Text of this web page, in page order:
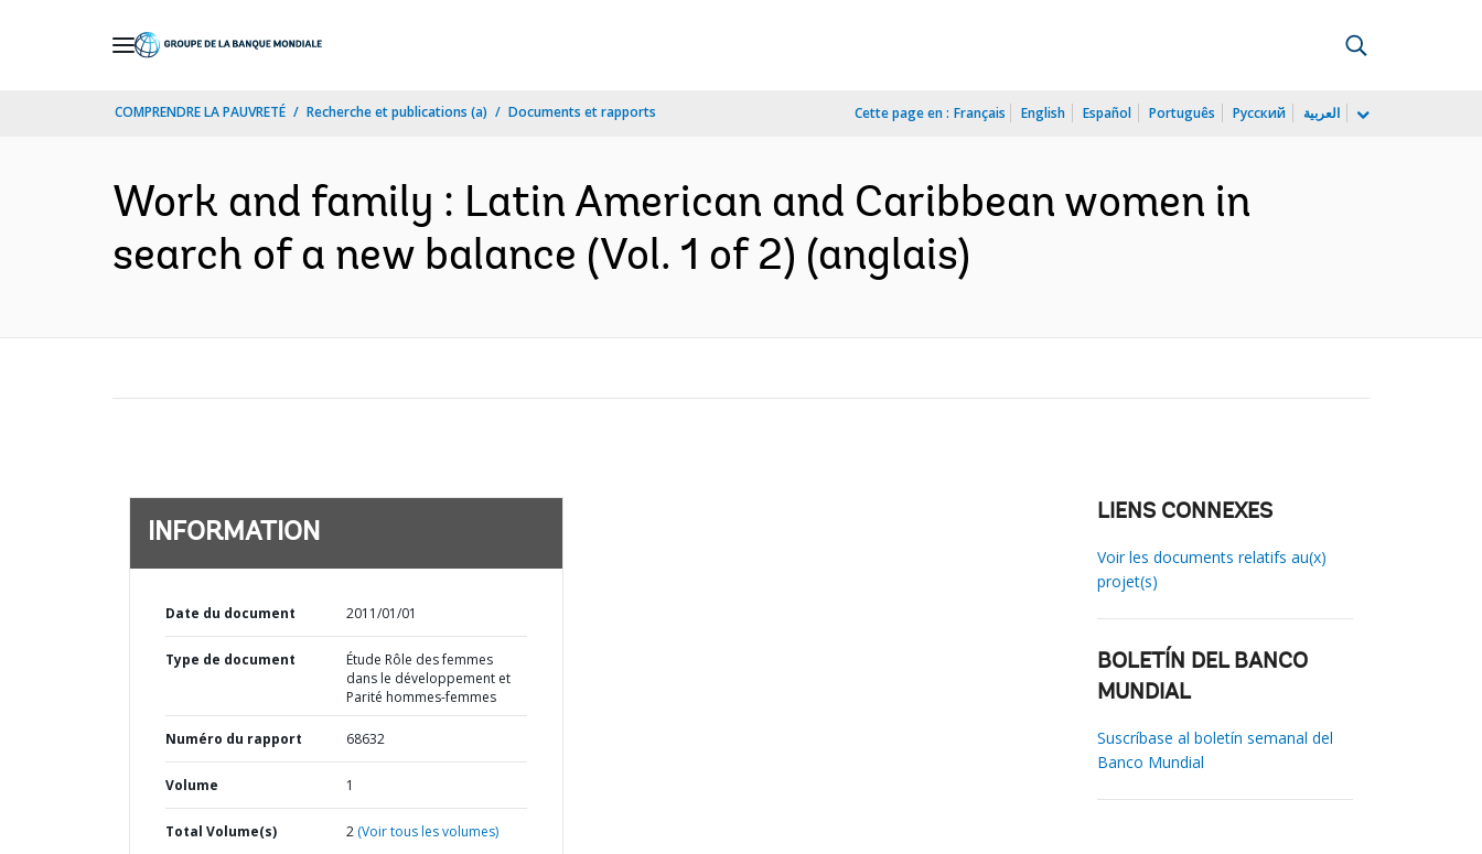
COMPRENDRE LA PAUVRETÉ Recherche et publications (a) Documents et rapports Cette page en : Français English Español Português Русский العربية
Work and family : Latin American and Caribbean women in
search of a new balance (Vol. 1 of 2) (anglais)
INFORMATION
Date du document 2011/01/01
Type de document
Étude Rôle des femmes
dans le développement et
Parité hommes-femmes
Numéro du rapport 68632
Volume 1
Total Volume(s) 2 (Voir tous les volumes)
LIENS CONNEXES
Voir les documents relatifs au(x)
projet(s)
BOLETÍN DEL BANCO
MUNDIAL
Suscríbase al boletín semanal del
Banco Mundial